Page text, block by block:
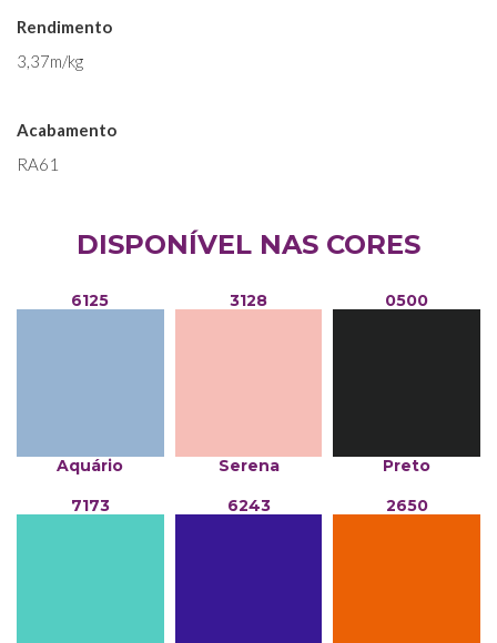
Rendimento
3,37m/kg
Acabamento
RA61
DISPONÍVEL NAS CORES
6125
Aquário
3128
Serena
0500
Preto
7173
6243 2650